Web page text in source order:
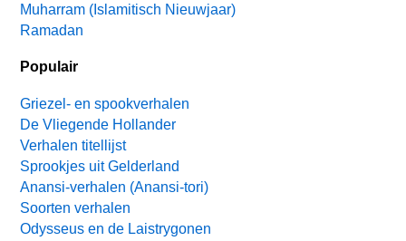
Muharram (Islamitisch Nieuwjaar)
Ramadan
Populair
Griezel- en spookverhalen
De Vliegende Hollander
Verhalen titellijst
Sprookjes uit Gelderland
Anansi-verhalen (Anansi-tori)
Soorten verhalen
Odysseus en de Laistrygonen